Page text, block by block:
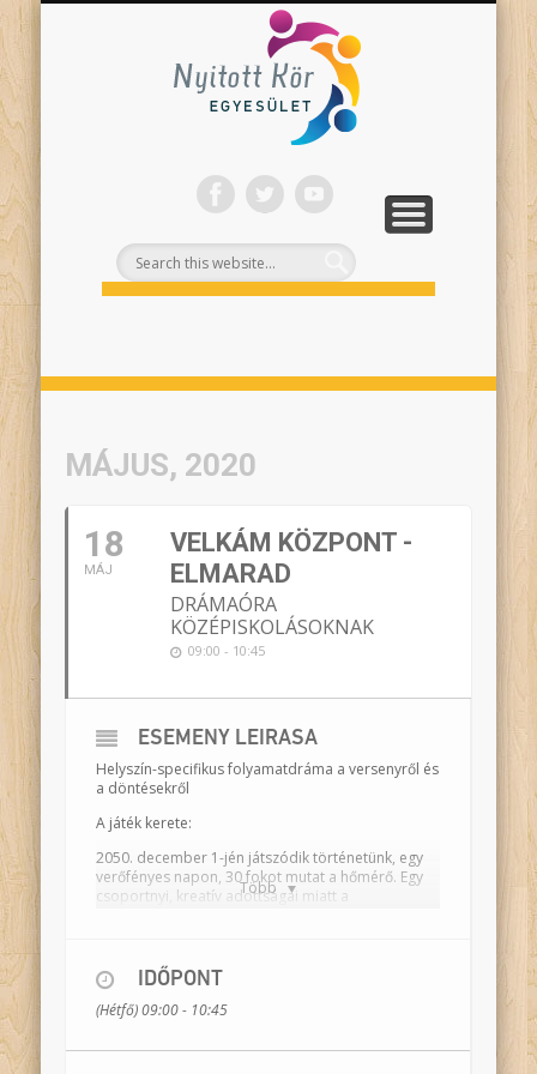
SZÍNHÁZI NEVELÉS
ONLINE PROGRAMJAINK
FELNŐTTEKNEK
PROJEKTEK
RÓLUNK
TÁMOGASS!
MÁJUS, 2020
18
MÁJ
VELKÁM KÖZPONT -
ELMARAD
DRÁMAÓRA
KÖZÉPISKOLÁSOKNAK
09:00 - 10:45
Több
ESEMÉNY LEÍRÁSA
Helyszín-specifikus folyamatdráma a versenyről és
a döntésekről
A játék kerete:
2050. december 1-jén játszódik történetünk, egy
verőfényes napon, 30 fokot mutat a hőmérő. Egy
csoportnyi, kreatív adottságai miatt a
őket fogadó, magát művészetterapeutának valló
tanárral. A programba kiválasztott művészi
hajlamú rabok mindannyian a klímaváltozás miatti
Adminisztráció súlyos hibát vétett, a csoport nem
IDŐPONT
(Hétfő) 09:00 - 10:45